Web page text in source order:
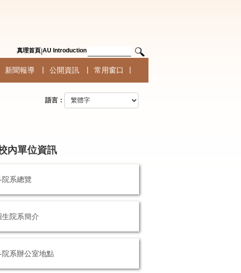
真理首頁 AU Introduction
新聞報導 公開資訊 常用窗口
語言：
內單位資訊
院系總覽
生院系簡介
院系辦公室地點